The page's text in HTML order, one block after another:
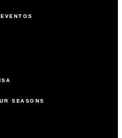
SEASONS